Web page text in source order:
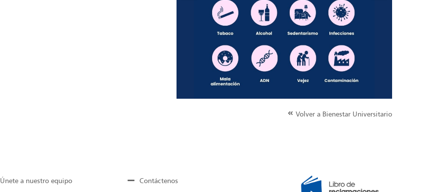
Volver a Bienestar Universitario
Únete a nuestro equipo Contáctenos